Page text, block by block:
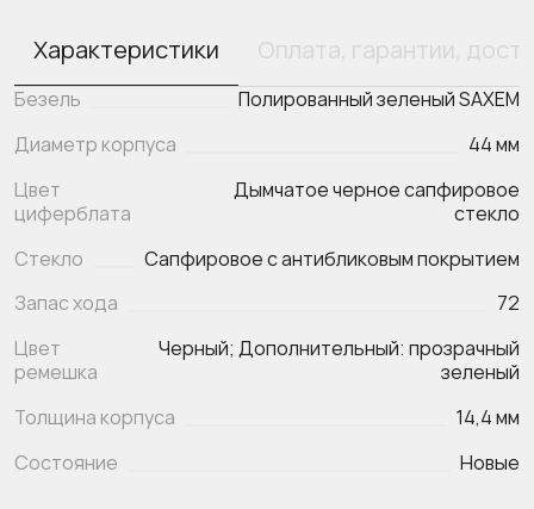
Характеристики Оплата, гарантии,
Безель
Полированный зеленый SAXEM
Диаметр корпуса
44 мм
Цвет
циферблата
Дымчатое черное сапфировое
стекло
Стекло
Сапфировое с антибликовым покрытием
Запас хода
72
Цвет
ремешка
Черный; Дополнительный: прозрачный
зеленый
Толщина корпуса
14,4 мм
Состояние
Новые